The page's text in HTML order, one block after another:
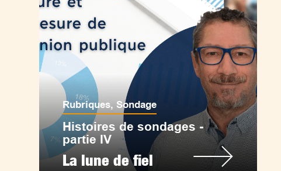
Rubriques, Sondage
Histoires de sondages -
partie IV
La lune de fiel